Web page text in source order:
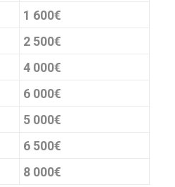
1 600€
2 500€
4 000€
6 000€
5 000€
6 500€
8 000€